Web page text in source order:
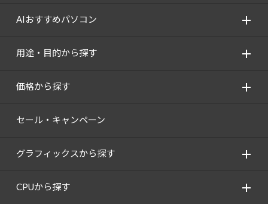
AIおすすめパソコン
用途・目的から探す
価格から探す
セール・キャンペーン
グラフィックスから探す
CPUから探す